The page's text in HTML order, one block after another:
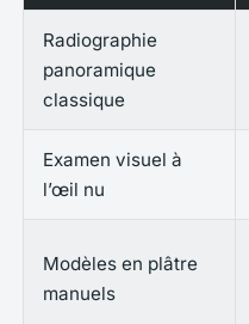
Radiographie
panoramique
classique
Examen visuel à
l’œil nu
Modèles en plâtre
manuels